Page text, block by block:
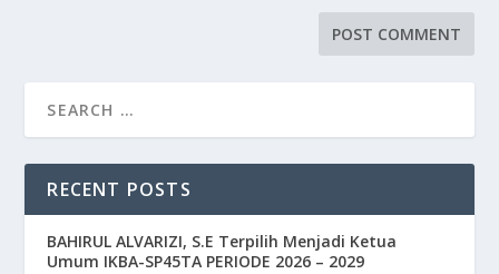
RECENT POSTS
BAHIRUL ALVARIZI, S.E Terpilih Menjadi Ketua
Umum IKBA-SP45TA PERIODE 2026 – 2029